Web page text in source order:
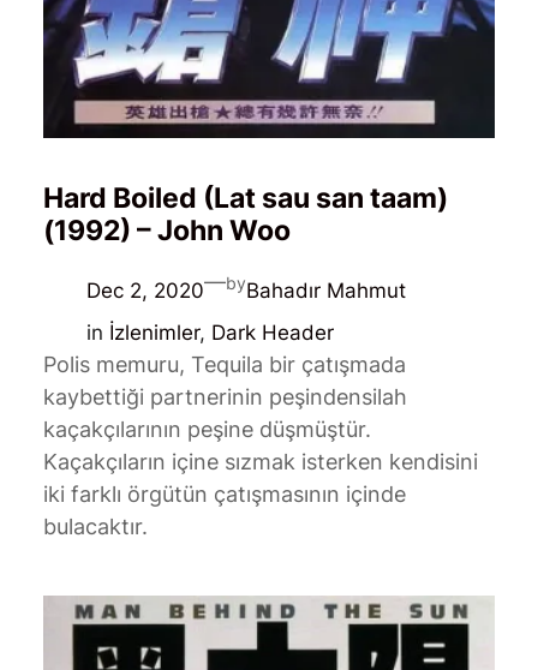
Hard Boiled (Lat sau san taam)
(1992) – John Woo
Dec 2, 2020—byBahadır Mahmut
in İzlenimler, Dark Header
Polis memuru, Tequila bir çatışmada
kaybettiği partnerinin peşindensilah
kaçakçılarının peşine düşmüştür.
Kaçakçıların içine sızmak isterken kendisini
iki farklı örgütün çatışmasının içinde
bulacaktır.